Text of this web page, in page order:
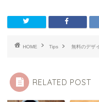
HOME Tips 無料のデザ
RELATED POST